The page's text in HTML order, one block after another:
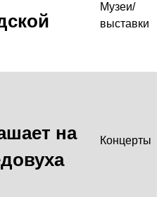
Музеи/
выставки
на
Концерты